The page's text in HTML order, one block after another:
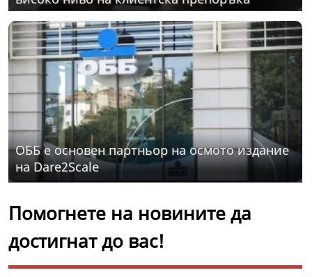
ОББ е основен партньор на осмото издание
на Dare2Scale
Помогнете на новините да
достигнат до вас!